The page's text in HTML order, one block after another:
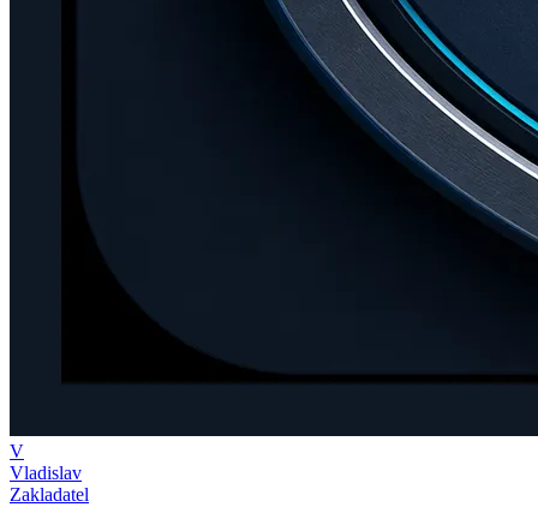
V
Vladislav
Zakladatel